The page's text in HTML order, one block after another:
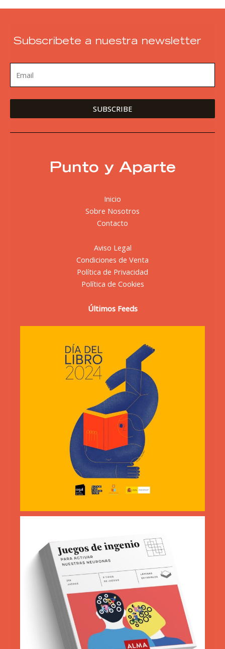
Subscribete a nuestra newsletter
Punto y Aparte
Inicio
Sobre Nosotros
Contacto
Aviso Legal
Condiciones de Venta
Política de Privacidad
Política de Cookies
Últimos Feeds